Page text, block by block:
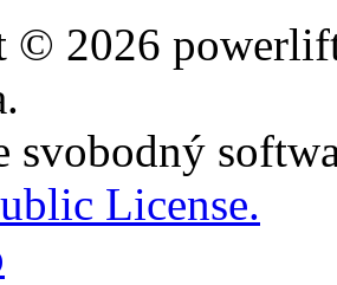
© 2026
svobodný
License.